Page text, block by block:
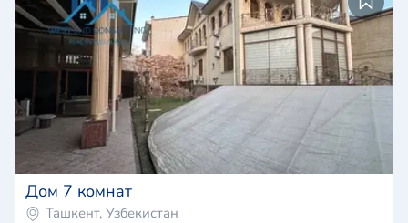
Дом 7 комнат
Ташкент, Узбекистан